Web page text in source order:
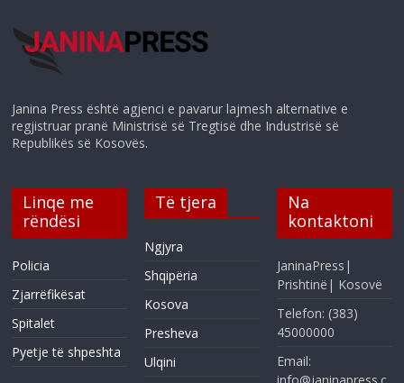
Janina Press është agjenci e pavarur lajmesh alternative e
regjistruar pranë Ministrisë së Tregtisë dhe Industrisë së
Republikës së Kosovës.
Linqe me
rëndësi
Policia
Zjarrëfikësat
Spitalet
Pyetje të shpeshta
Të tjera
Ngjyra
Shqipëria
Kosova
Presheva
Ulqini
Na
kontaktoni
JaninaPress|
Prishtinë| Kosovë
Telefon: (383)
45000000
Email: